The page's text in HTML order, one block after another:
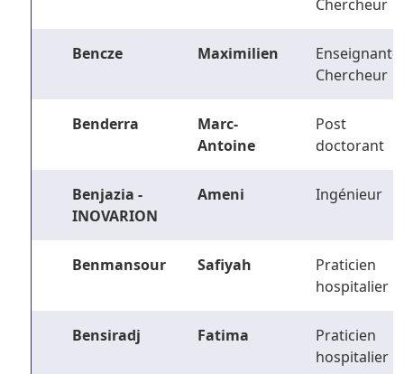
Chercheur
Bencze Maximilien
Enseignant-
Chercheur
Benderra
Marc-
Antoine
Post
doctorant
Benjazia -
INOVARION
Ameni Ingénieur
Benmansour Safiyah
Praticien
hospitalier
Bensiradj Fatima
Praticien
hospitalier